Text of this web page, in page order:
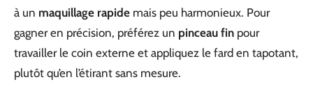
à un maquillage rapide mais peu harmonieux. Pour
gagner en précision, préférez un pinceau fin pour
travailler le coin externe et appliquez le fard en tapotant,
plutôt qu’en l’étirant sans mesure.